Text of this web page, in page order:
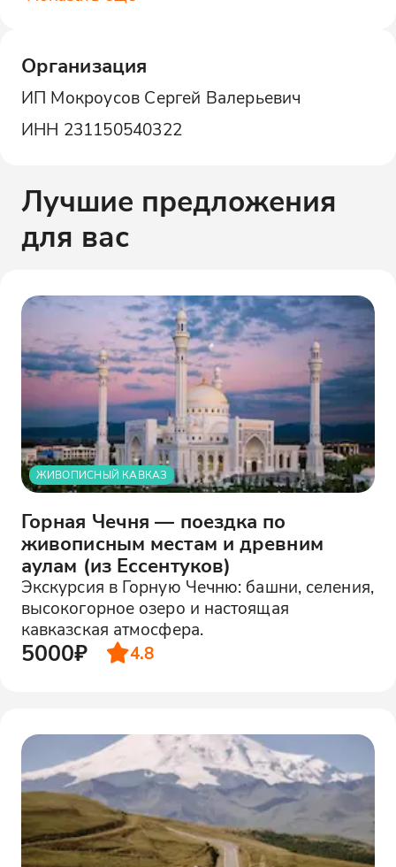
Организация
ИП Мокроусов Сергей Валерьевич
ИНН 231150540322
Лучшие предложения
для вас
ЖИВОПИСНЫЙ КАВКАЗ
Горная Чечня — поездка по
живописным местам и древним
аулам (из Ессентуков)
Экскурсия в Горную Чечню: башни, селения,
высокогорное озеро и настоящая
кавказская атмосфера.
5000₽ 4.8